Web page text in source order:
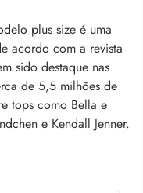
plus size é uma
acordo com a revista
sido destaque nas
de 5,5 milhões de
tops como Bella e
e Kendall Jenner.